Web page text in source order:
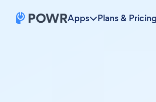
Apps Plans & Pricing